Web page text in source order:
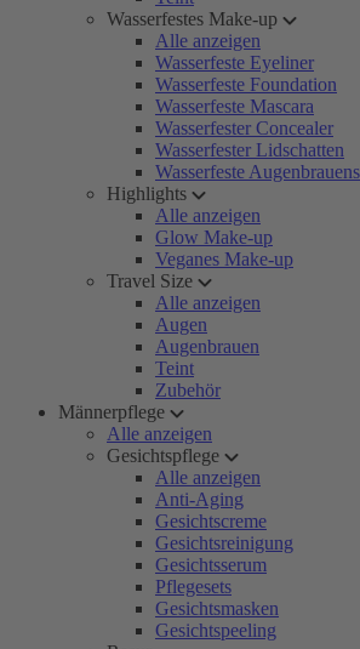
Wasserfestes Make-up
Alle anzeigen
Wasserfeste Eyeliner
Wasserfeste Foundation
Wasserfeste Mascara
Wasserfester Concealer
Wasserfester Lidschatten
Wasserfeste
Highlights
Alle anzeigen
Glow Make-up
Veganes Make-up
Travel Size
Alle anzeigen
Augen
Augenbrauen
Teint
Zubehör
Männerpflege
Alle anzeigen
Gesichtspflege
Alle anzeigen
Anti-Aging
Gesichtscreme
Gesichtsreinigung
Gesichtsserum
Pflegesets
Gesichtsmasken
Gesichtspeeling